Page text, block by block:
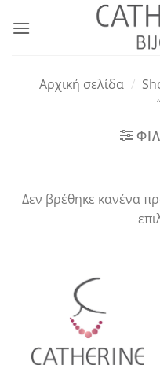
στο
Αρχική σελίδα /
Δεν βρέθηκε κανένα